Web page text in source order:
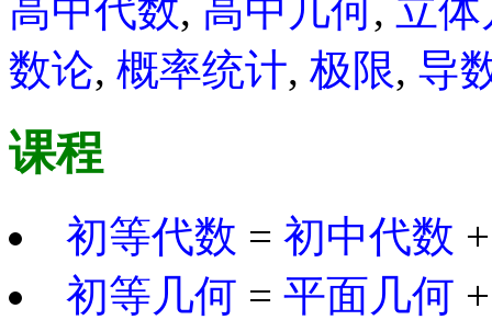
高中代数, 高中几何, 立
数论, 概率统计, 极限, 导
课程
初等代数 =初中代数
初等几何 =平面几何